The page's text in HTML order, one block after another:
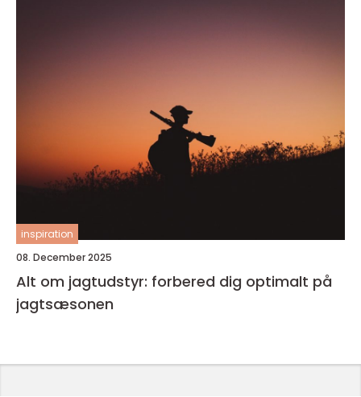
inspiration
08. December 2025
Alt om jagtudstyr: forbered dig optimalt på
jagtsæsonen